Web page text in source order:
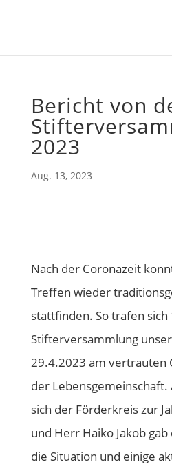
Bericht von
2023
Aug. 13, 2023
Nach der Coronazeit
Treffen wieder
stattfinden. So trafen
Stifterversammlung
29.4.2023 am vertrauten
der
sich der Förderkreis zur
und Herr Haiko Jakob
die Situation und einige